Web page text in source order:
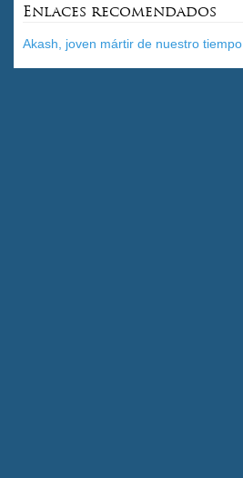
Enlaces recomendados
Akash, joven mártir de nuestro tiempo